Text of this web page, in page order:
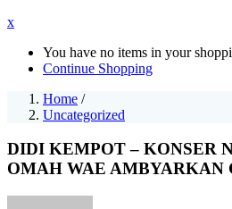
x
You have no items in your
Continue Shopping
Home /
Uncategorized
DIDI KEMPOT – KONSER
OMAH WAE AMBYARKAN